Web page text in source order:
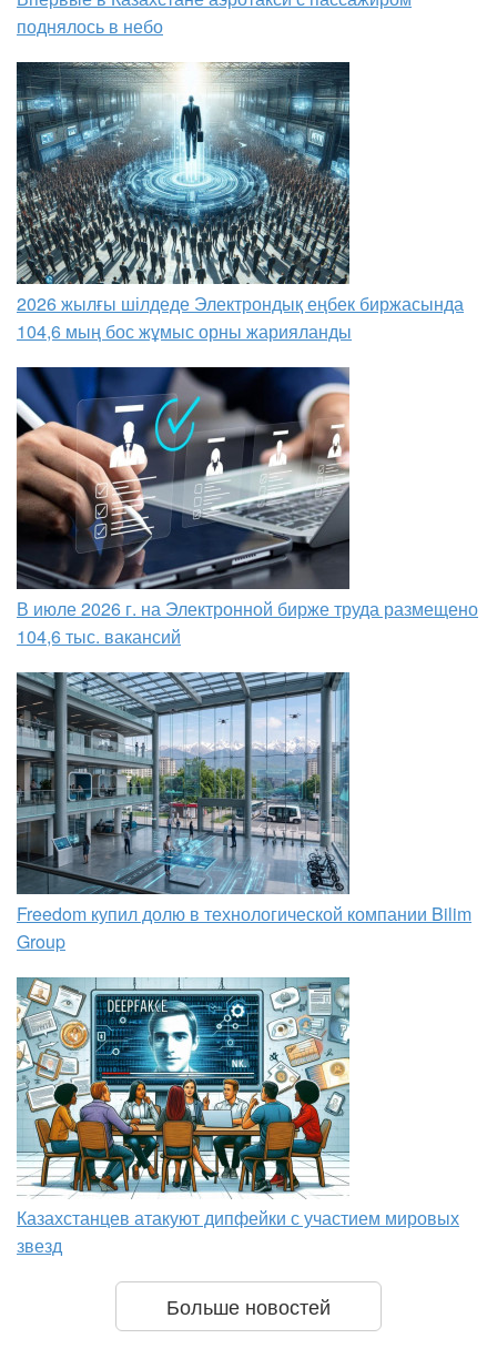
поднялось в небо
2026 жылғы шілдеде Электрондық еңбек биржасында
104,6 мың бос жұмыс орны жарияланды
В июле 2026 г. на Электронной бирже труда размещено
104,6 тыс. вакансий
Freedom купил долю в технологической компании Bilim
Group
Казахстанцев атакуют дипфейки с участием мировых
звезд
Больше новостей